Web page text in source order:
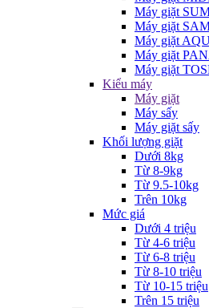
Máy giặt
Máy giặt
Máy giặt
Máy giặt
Máy giặt
Kiểu máy
Máy giặt
Máy sấy
Máy giặt sấy
Khối lượng giặt
Dưới 8kg
Từ 8-9kg
Từ 9.5-10kg
Trên 10kg
Mức giá
Dưới 4 triệu
Từ 4-6 triệu
Từ 6-8 triệu
Từ 8-10 triệu
Từ 10-15 triệu
Trên 15 triệu